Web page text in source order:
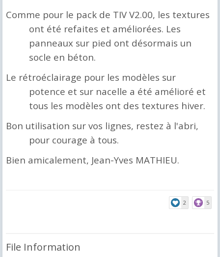
Comme pour le pack de TIV V2.00, les textures
ont été refaites et améliorées. Les
panneaux sur pied ont désormais un
socle en béton.
Le rétroéclairage pour les modèles sur
potence et sur nacelle a été amélioré et
tous les modèles ont des textures hiver.
Bon utilisation sur vos lignes, restez à l'abri,
pour courage à tous.
Bien amicalement, Jean-Yves MATHIEU.
2 5
File Information